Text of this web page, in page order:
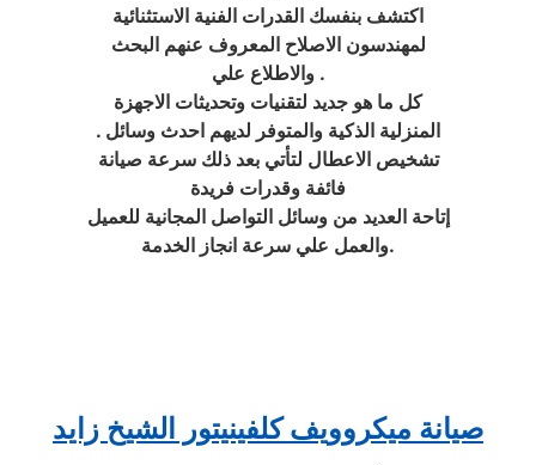
اكتشف بنفسك القدرات الفنية الاستثنائية
لمهندسون الاصلاح المعروف عنهم البحث
والاطلاع علي .
كل ما هو جديد لتقنيات وتحديثات الاجهزة
المنزلية الذكية والمتوفر لديهم احدث وسائل .
تشخيص الاعطال لتأتي بعد ذلك سرعة صيانة
فائفة وقدرات فريدة
إتاحة العديد من وسائل التواصل المجانية للعميل
والعمل علي سرعة انجاز الخدمة.
صيانة ميكروويف كلفينيتور الشيخ زايد